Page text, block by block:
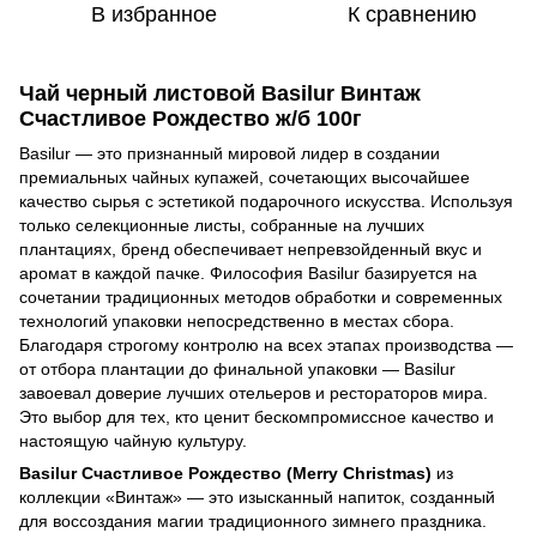
В избранное К сравнению
Чай черный листовой Basilur Винтаж
Счастливое Рождество ж/б 100г
Basilur — это признанный мировой лидер в создании
премиальных чайных купажей, сочетающих высочайшее
качество сырья с эстетикой подарочного искусства. Используя
только селекционные листы, собранные на лучших
плантациях, бренд обеспечивает непревзойденный вкус и
аромат в каждой пачке. Философия Basilur базируется на
сочетании традиционных методов обработки и современных
технологий упаковки непосредственно в местах сбора.
Благодаря строгому контролю на всех этапах производства —
от отбора плантации до финальной упаковки — Basilur
завоевал доверие лучших отельеров и рестораторов мира.
Это выбор для тех, кто ценит бескомпромиссное качество и
настоящую чайную культуру.
Basilur Счастливое Рождество (Merry Christmas) из
коллекции «Винтаж» — это изысканный напиток, созданный
для воссоздания магии традиционного зимнего праздника.